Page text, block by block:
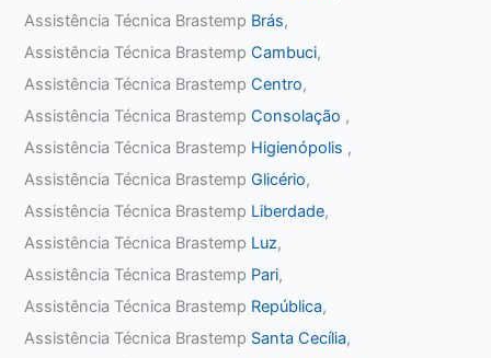
Assistência Técnica Brastemp Brás,
Assistência Técnica BrastempCambuci,
Assistência Técnica BrastempCentro,
Assistência Técnica BrastempConsolação ,
Assistência Técnica Brastemp Higienópolis ,
Assistência Técnica BrastempGlicério,
Assistência Técnica Brastemp Liberdade,
Assistência Técnica Brastemp Luz,
Assistência Técnica Brastemp Pari,
Assistência Técnica Brastemp República,
Assistência Técnica Brastemp Santa Cecília,